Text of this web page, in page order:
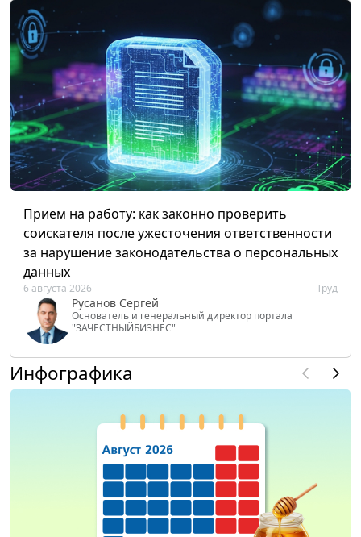
Прием на работу: как законно проверить
соискателя после ужесточения ответственности
за нарушение законодательства о персональных
данных
6 августа 2026 Труд
Русанов Сергей
Основатель и генеральный директор портала
"ЗАЧЕСТНЫЙБИЗНЕС"
Инфографика